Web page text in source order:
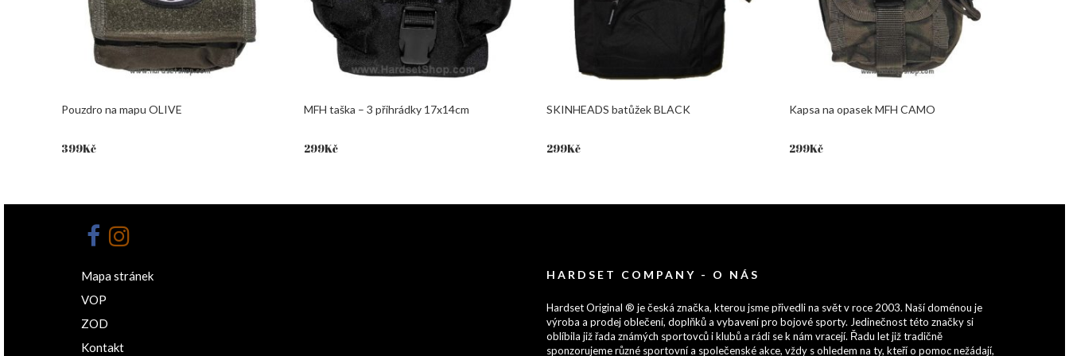
Pouzdro na mapu OLIVE
399Kč
MFH taška – 3 přihrádky 17x14cm
299Kč
SKINHEADS batůžek BLACK
299Kč
Kapsa na opasek MFH CAMO
299Kč
Mapa stránek
VOP
ZOD
Kontakt
HARDSET COMPANY - O NÁS
Hardset Original ® je česká značka, kterou jsme přivedli na svět v roce 2003. Naší doménou je
výroba a prodej oblečení, doplňků a vybavení pro bojové sporty. Jedinečnost této značky si
oblíbila již řada známých sportovců i klubů a rádi se k nám vracejí. Řadu let již tradičně
sponzorujeme různé sportovní a společenské akce, vždy s ohledem na ty, kteří o pomoc nežádají,